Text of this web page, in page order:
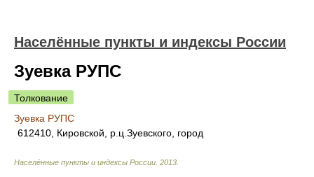
Населённые пункты и индексы России
Зуевка РУПС
Толкование
Зуевка РУПС
612410, Кировской, р.ц.Зуевского, город
Населённые пункты и индексы России 2013